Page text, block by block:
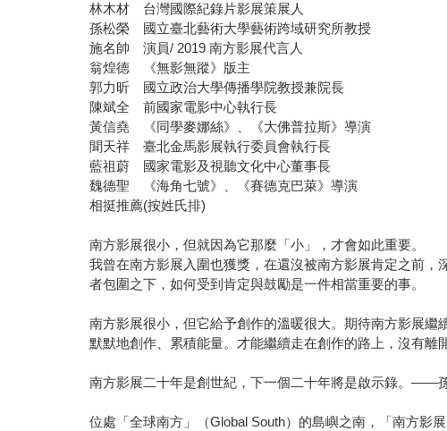
林木材 台灣國際紀錄片影展策展人
孫松榮 國立臺北藝術大學藝術跨域研究所教授
施名帥 演員/ 2019 南方影展代言人
翁煌德 《無影無蹤》版主
郭力昕 國立政治大學傳播學院教授兼院長
陳斌全 前國家電影中心執行長
黃信堯 《同學麥娜絲》、《大佛普拉斯》導演
聞天祥 臺北金馬影展執行委員會執行長
藍祖蔚 國家電影及視聽文化中心董事長
魏德聖 《海角七號》、《賽德克巴萊》導演
相挺推薦(按姓氏排)
南方影展很小，但就因為它那麼「小」，才會如此重要。
我曾在南方影展入圍也獲獎，在還沒被南方影展肯定之前
者包圍之下，如何受到肯定與鼓勵是一件相當重要的事。
南方影展很小，但它給予創作的溫暖很大。期待南方影展
默默地創作、累積能量。才能繼續走在創作的路上，沒有
南方影展二十年是創世紀，下一個二十年將是啟示錄。——
位處「全球南方」（Global South）的島嶼之南，「南方影